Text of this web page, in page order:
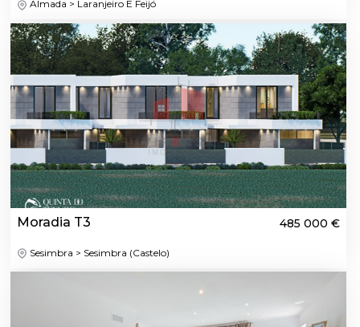
Almada > Laranjeiro E Feijó
Moradia T3 485 000 €
Sesimbra > Sesimbra (Castelo)